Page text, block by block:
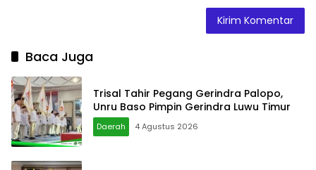
Baca Juga
Trisal Tahir Pegang Gerindra Palopo,
Unru Baso Pimpin Gerindra Luwu Timur
Daerah 4 Agustus 2026